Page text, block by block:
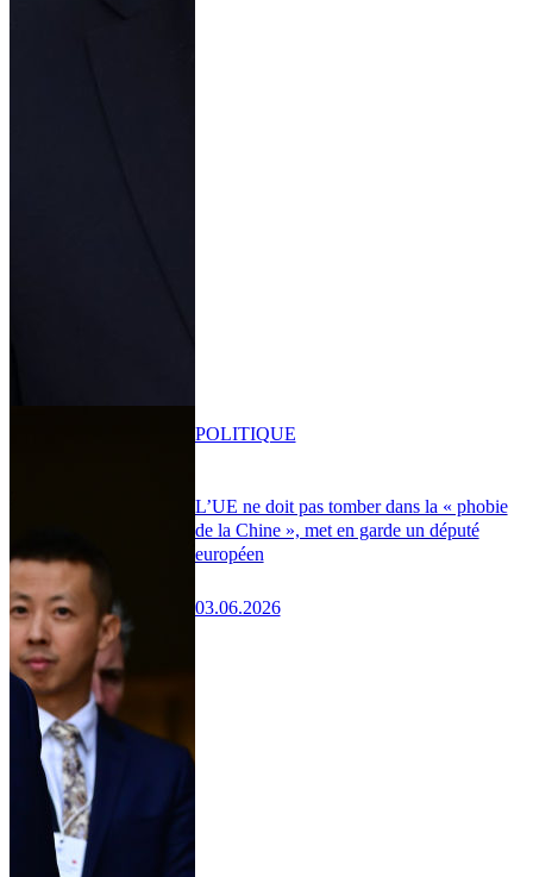
L’UE ne doit pas tomber dans la « phobie
de la Chine », met en garde un député
européen
03.06.2026
POLITIQUE